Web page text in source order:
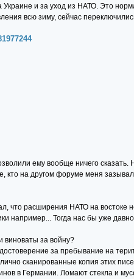
Украине и за уход из НАТО. Это
всю зиму, сейчас
ему вообще ничего сказать.
кто на другом форуме меня
что расширения НАТО на
например... Тогда нас бы уже
виноваты за войну?
за пребывание на
сканированные копия этих
в Германии. Ломают стекла и